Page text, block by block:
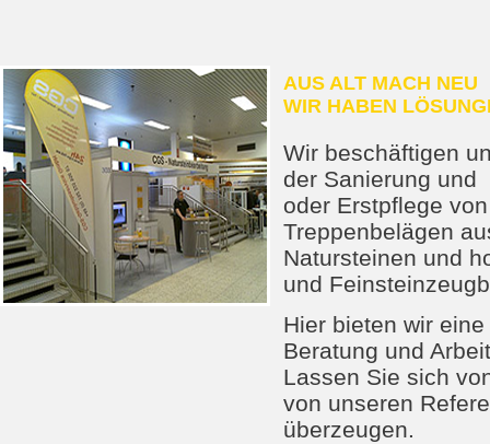
AUS ALT MACH NEU
WIR HABEN
Wir beschäftigen
der Sanierung und
oder Erstpflege
Treppenbelägen
Natursteinen und
und
Hier bieten wir
Beratung und
Lassen Sie sich
von unseren
überzeugen.